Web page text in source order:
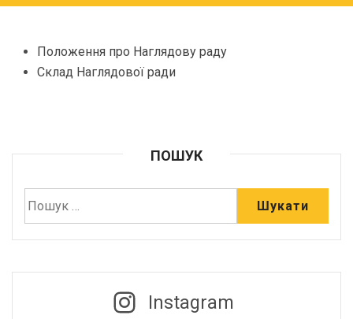
Положення про Наглядову раду
Склад Наглядової ради
ПОШУК
Instagram